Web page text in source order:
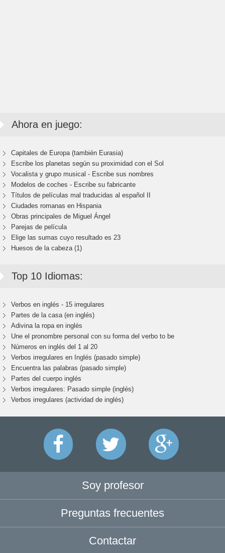
Ahora en juego:
Capitales de Europa (también Eurasia)
Escribe los planetas según su proximidad con el Sol
Vocalista y grupo musical - Escribe sus nombres
Modelos de coches - Escribe su fabricante
Títulos de películas mal traducidas al español II
Ciudades romanas en Hispania
Obras principales de Miguel Ángel
Parejas de película
Elige las sumas cuyo resultado es 23
Huesos de la cabeza (1)
Top 10 Idiomas:
Verbos en inglés - 15 irregulares
Partes de la casa (en inglés)
Adivina la ropa en inglés
Une el pronombre personal con su forma del verbo to be
Números en inglés del 1 al 20
Verbos irregulares en Inglés (pasado simple)
Encuentra las palabras (pasado simple)
Partes del cuerpo inglés
Verbos irregulares: Pasado simple (inglés)
Verbos irregulares (actividad de inglés)
Soy profesor
Preguntas frecuentes
Contactar